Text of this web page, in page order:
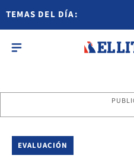
TEMAS DEL DÍA:
EVALUACIÓN